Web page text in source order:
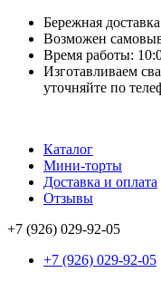
Бережная
Возможен
Время работы:
Изготавливаем
уточняйте по
Каталог
Мини-торты
Доставка и оплата
Отзывы
+7 (926) 029-92-05
+7 (926) 029-92-05